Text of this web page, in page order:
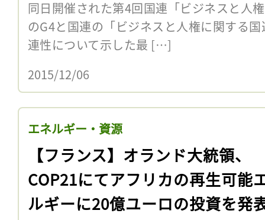
同日開催された第4回国連「ビジネスと人
のG4と国連の「ビジネスと人権に関する
連性について示した最 […]
2015/12/06
エネルギー・資源
【フランス】オランド大統領、
COP21にてアフリカの再生可能
ルギーに20億ユーロの投資を発